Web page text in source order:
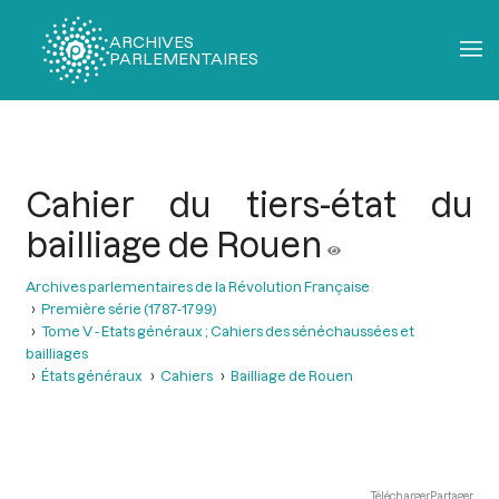
ARCHIVES
PARLEMENTAIRES
Cahier du tiers-état du
bailliage de Rouen
Archives parlementaires de la Révolution Française
Première série (1787-1799)
Tome V - Etats généraux ; Cahiers des sénéchaussées et
bailliages
États généraux
Cahiers Bailliage de Rouen
TéléchargerPartager